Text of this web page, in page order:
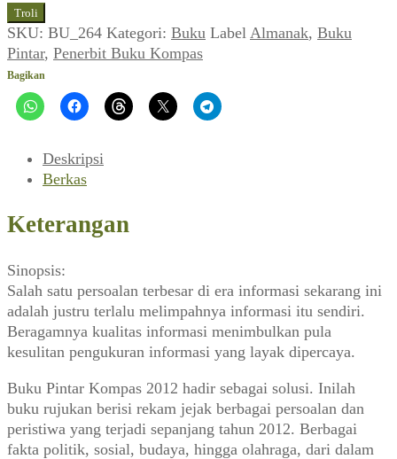
Kuantitas
Buku
Pintar
Kompas
2012
Troli
SKU: BU_264 Kategori: Buku Label Almanak, Buku
Pintar, Penerbit Buku Kompas
Bagikan
Deskripsi
Berkas
Keterangan
Sinopsis:
Salah satu persoalan terbesar di era informasi sekarang ini
adalah justru terlalu melimpahnya informasi itu sendiri.
Beragamnya kualitas informasi menimbulkan pula
kesulitan pengukuran informasi yang layak dipercaya.
Buku Pintar Kompas 2012 hadir sebagai solusi. Inilah
buku rujukan berisi rekam jejak berbagai persoalan dan
peristiwa yang terjadi sepanjang tahun 2012. Berbagai
fakta politik, sosial, budaya, hingga olahraga, dari dalam